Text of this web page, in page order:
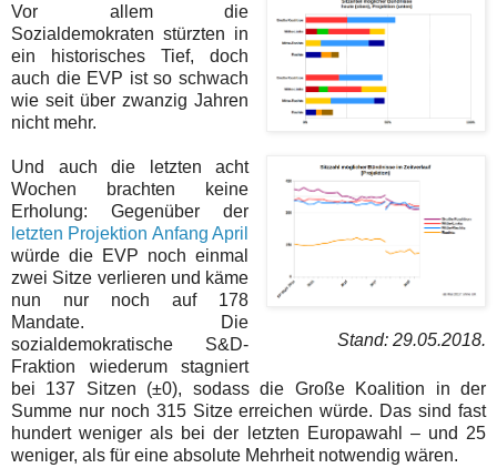
Stand: 29.05.2018.
Vor allem die
Sozialdemokraten stürzten in
ein historisches Tief, doch
auch die EVP ist so schwach
wie seit über zwanzig Jahren
nicht mehr.
Und auch die letzten acht
Wochen brachten keine
Erholung: Gegenüber der
letzten Projektion Anfang April
würde die EVP noch einmal
zwei Sitze verlieren und käme
nun nur noch auf 178
Mandate. Die
sozialdemokratische S&D-
Fraktion wiederum stagniert
bei 137 Sitzen (±0), sodass die Große Koalition in der
Summe nur noch 315 Sitze erreichen würde. Das sind fast
hundert weniger als bei der letzten Europawahl – und 25
weniger, als für eine absolute Mehrheit notwendig wären.